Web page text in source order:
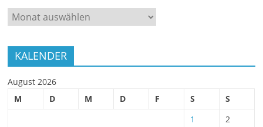
ARCHIV
KALENDER
August 2026
M
D M D F S
S
1
2